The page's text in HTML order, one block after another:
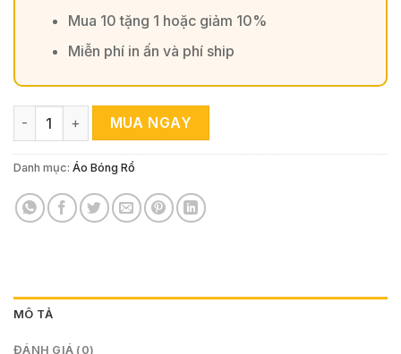
Mua 10 tặng 1 hoặc giảm 10%
Miễn phí in ấn và phí ship
Áo Bóng Rổ Xanh Rừng Viền Vàng Cam 2025 – Mạnh Mẽ &
MUA NGAY
Danh mục: Áo Bóng Rổ
MÔ TẢ
ĐÁNH GIÁ (0)